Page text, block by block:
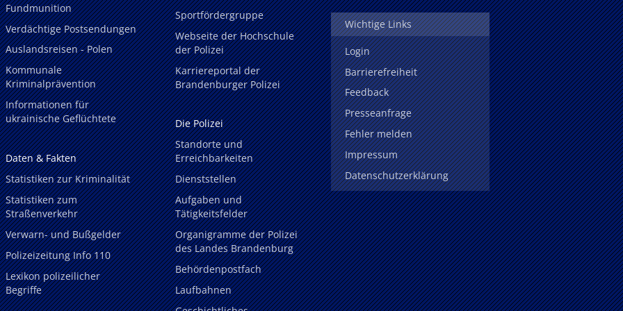
Fundmunition
Verdächtige Postsendungen
Auslandsreisen - Polen
Kommunale
Kriminalprävention
Informationen für
ukrainische Geflüchtete
Daten & Fakten
Statistiken zur Kriminalität
Statistiken zum
Straßenverkehr
Verwarn- und Bußgelder
Polizeizeitung Info 110
Lexikon polizeilicher
Begriffe
Sportfördergruppe
Webseite der Hochschule
der Polizei
Karriereportal der
Brandenburger Polizei
Die Polizei
Standorte und
Erreichbarkeiten
Dienststellen
Aufgaben und
Tätigkeitsfelder
Organigramme der Polizei
des Landes Brandenburg
Behördenpostfach
Laufbahnen
Wichtige Links
Login
Barrierefreiheit
Feedback
Presseanfrage
Fehler melden
Impressum
Datenschutzerklärung